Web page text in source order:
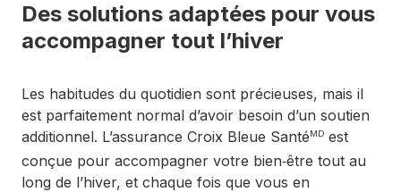
Des solutions adaptées pour vous
accompagner tout l’hiver
Les habitudes du quotidien sont précieuses, mais il
est parfaitement normal d’avoir besoin d’un soutien
additionnel. L’assurance Croix Bleue Santé MD est
conçue pour accompagner votre bien‑être tout au
long de l’hiver, et chaque fois que vous en